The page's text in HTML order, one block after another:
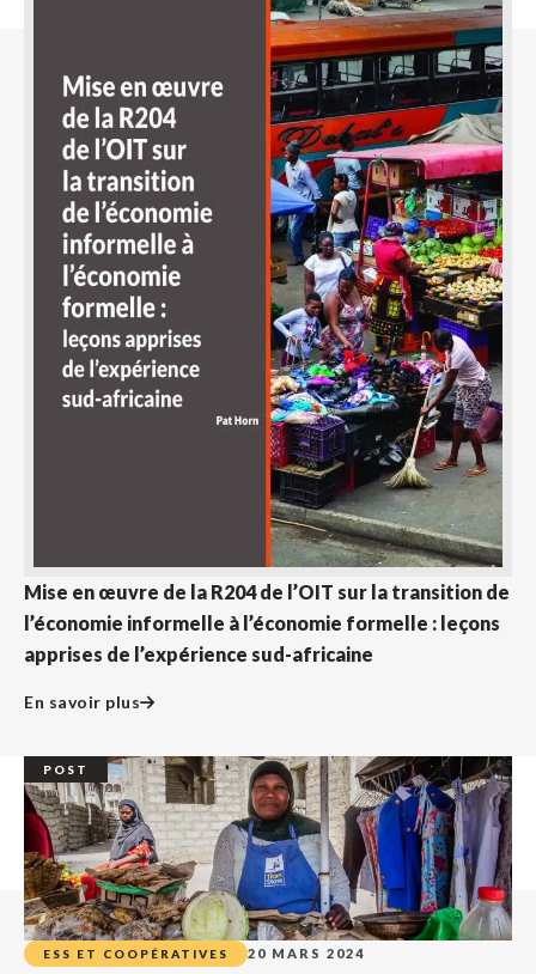
Mise en œuvre de la R204 de l’OIT sur la transition de
l’économie informelle à l’économie formelle : leçons
apprises de l’expérience sud-africaine
En savoir plus
POST
ESS ET COOPÉRATIVES 20 MARS 2024